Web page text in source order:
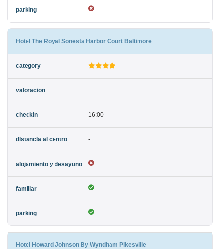
Hotel The Royal Sonesta Harbor Court Baltimore
16:00
-
Hotel Howard Johnson By Wyndham Pikesville